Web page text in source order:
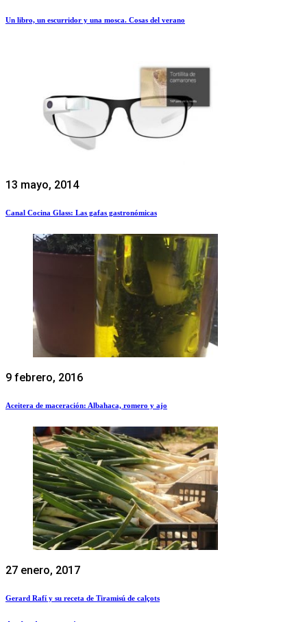
Un libro, un escurridor y una mosca. Cosas del verano
13 mayo, 2014
Canal Cocina Glass: Las gafas gastronómicas
9 febrero, 2016
Aceitera de maceración: Albahaca, romero y ajo
27 enero, 2017
Gerard Rafí y su receta de Tiramisú de calçots